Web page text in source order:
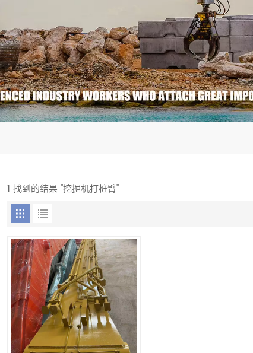
1 找到的结果 "挖掘机打桩臂"